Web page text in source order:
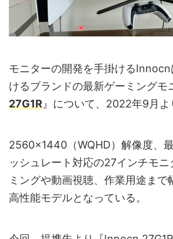
モニターの開発を手掛ける
けるブランドの最新ゲーミングモ
27G1R』について、2022年9月よ
2560x1440（WQHD）解像度、
ッシュレート対応の27インチモ
ミングや動画視聴、作業用途まで
高性能モデルとなっている。